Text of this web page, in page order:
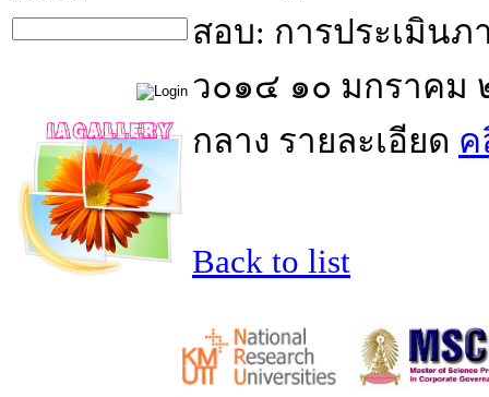
สอบ: การประเมิน
ว๐๑๔ ๑๐ มกราคม
กลาง รายละเอียด ค
Back to list